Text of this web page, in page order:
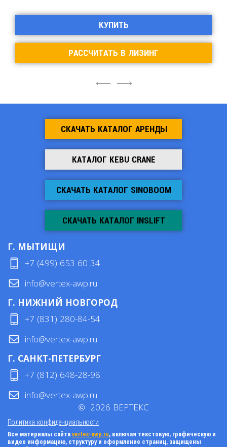
4
КУПИТЬ
РАССЧИТАТЬ В ЛИЗИНГ
6
СКАЧАТЬ КАТАЛОГ АРЕНДЫ
КАТАЛОГ KEBU CRANE
СКАЧАТЬ КАТАЛОГ SINOBOOM
СКАЧАТЬ КАТАЛОГ INSLIFT
Г. МЫТИЩИ
+7 (499) 653 60 34
info@vertex-awp.ru
Г. НИЖНИЙ НОВГОРОД
+7 (831) 280-84-54
info@vertex-awp.ru
Г. САНКТ-ПЕТЕРБУРГ
+7 (812) 648-28-98
info@vertex-awp.ru
Политика конфиденциальности
© 2026 ВЕРТЕКС
Все материалы сайта vertex-awp.ru, включая текстовую, графическую и
видео информацию, структуру и оформление страниц, защищены